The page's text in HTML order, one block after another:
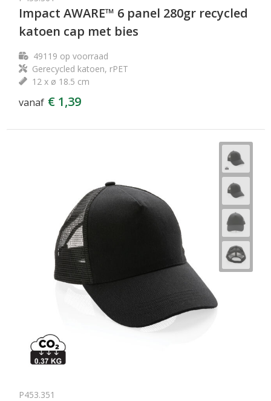
Impact AWARE™ 6 panel 280gr recycled
katoen cap met bies
49119 op voorraad
Gerecycled katoen, rPET
12 x ø 18.5 cm
vanaf € 1,39
P453.351